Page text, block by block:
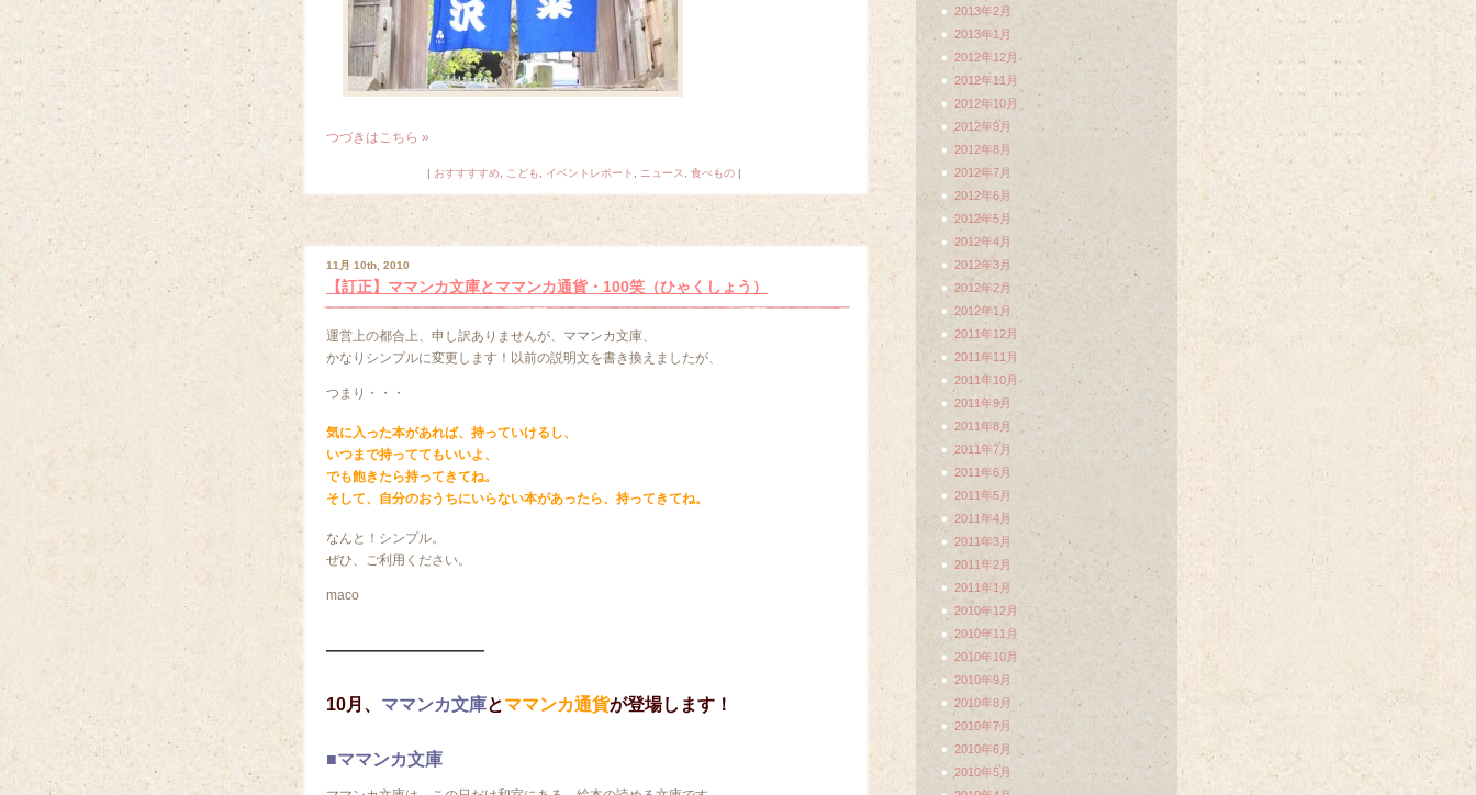
つづきはこちら »
| おすすすすめ こども イベントレポート ニュース 食べもの |
11月 10th, 2010
【訂正】ママンカ文庫とママンカ通貨・100笑（ひゃくしょう）
運営上の都合上、申し訳ありませんが、ママンカ文庫、
かなりシンプルに変更します！以前の説明文を書き換えましたが、
つまり・・・
気に入った本があれば、持っていけるし、
いつまで持っててもいいよ、
でも飽きたら持ってきてね。
そして、自分のおうちにいらない本があったら、持ってきてね。
なんと！シンプル。
ぜひ、ご利用ください。
maco
—————————
10月、 ママンカ文庫とママンカ通貨が登場します！
■ママンカ文庫
2013年2月
2013年1月
2012年12月
2012年11月
2012年10月
2012年9月
2012年8月
2012年7月
2012年6月
2012年5月
2012年4月
2012年3月
2012年2月
2012年1月
2011年12月
2011年11月
2011年10月
2011年9月
2011年8月
2011年7月
2011年6月
2011年5月
2011年4月
2011年3月
2011年2月
2011年1月
2010年12月
2010年11月
2010年10月
2010年9月
2010年8月
2010年7月
2010年6月
2010年5月